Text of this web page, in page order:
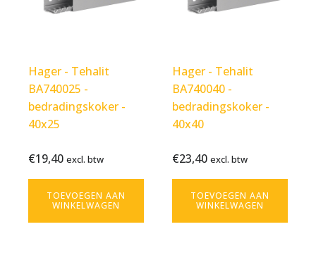
Hager - Tehalit
BA740025 -
bedradingskoker -
40x25
excl.
btw
Bekijk
product
€19,40 excl. btw
TOEVOEGEN AAN
WINKELWAGEN
Hager - Tehalit
BA740040 -
bedradingskoker -
40x40
excl.
btw
Bekijk
product
€23,40 excl. btw
TOEVOEGEN AAN
WINKELWAGEN